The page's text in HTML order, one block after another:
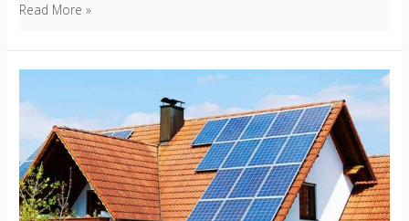
Read More »
energías
renovables
puedo
instalar
en
casa?